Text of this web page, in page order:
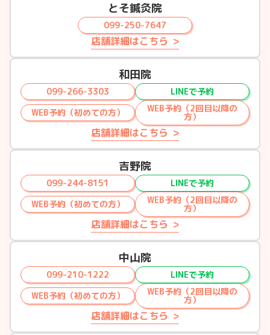
とそ鍼灸院
099-250-7647
店舗詳細はこちら
和田院
099-266-3303
LINEで予約
WEB予約（初めての方）
WEB予約（2回目以降の
方）
店舗詳細はこちら
吉野院
099-244-8151
LINEで予約
WEB予約（初めての方）
WEB予約（2回目以降の
方）
店舗詳細はこちら
中山院
099-210-1222
LINEで予約
WEB予約（初めての方）
WEB予約（2回目以降の
方）
店舗詳細はこちら